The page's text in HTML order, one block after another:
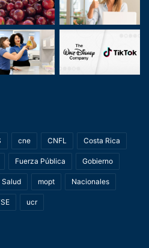
cne CNFL Costa Rica
Fuerza Pública Gobierno
Salud mopt Nacionales
ucr